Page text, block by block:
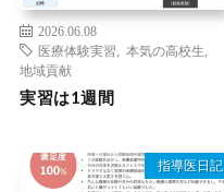
2026.06.08
医療体験実習
本気の高校生
地域貢献
実習は1週間
指導医日記